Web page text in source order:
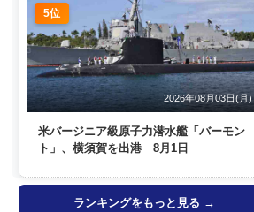
5位
2026年08月03日(月)
米バージニア級原子力潜水艦「バーモン
ト」、横須賀を出港 8月1日
ランキングをもっと見る →